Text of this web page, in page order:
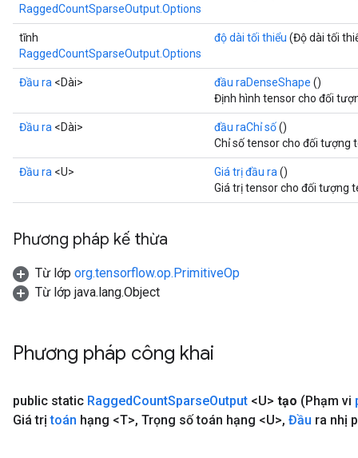
RaggedCountSparseOutput.Options
tĩnh
RaggedCountSparseOutput.Options
độ dài tối thiểu (Độ dài tối
Đầu ra <Dài> đầu raDenseShape ()
Định hình tensor cho đối
Đầu ra <Dài> đầu raChỉ số()
Chỉ số tensor cho đối tượng
Đầu ra <U> Giá trị đầu ra ()
Giá trị tensor cho đối tượng
Phương pháp kế thừa
Từ lớp org.tensorflow.op.PrimitiveOp
Từ lớp java.lang.Object
Phương pháp công khai
public static RaggedCountSparseOutput <U> tạo (Phạm vi
Giá trịtoán hạng <T>, Trọng số toán hạng <U>, Đầu ra nhị